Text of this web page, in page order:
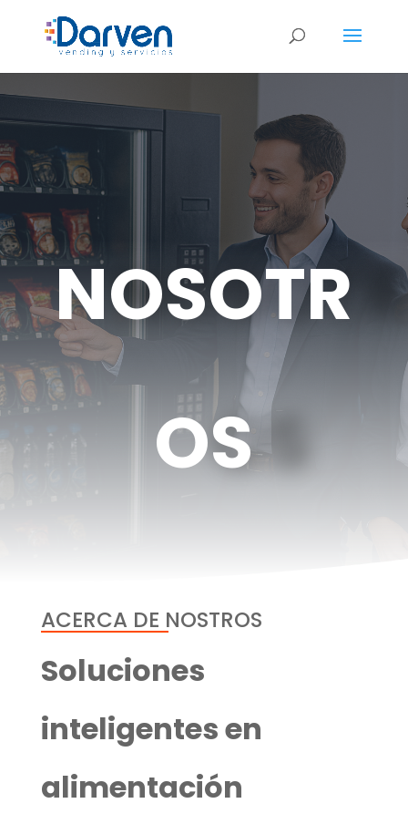
NOSOTR
OS
ACERCA DE NOSTROS
Soluciones
inteligentes en
alimentación